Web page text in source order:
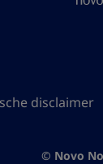
disclaimer
© Novo